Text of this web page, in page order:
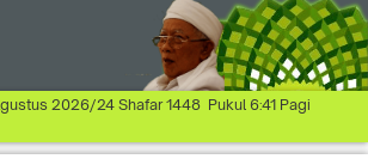
2026/24 Shafar 1448 Pukul 6:41 Pagi